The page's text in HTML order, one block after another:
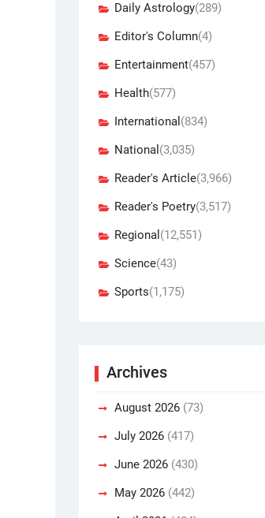
Daily Astrology(289)
Editor's Column(4)
Entertainment(457)
Health(577)
International (834)
National (3,035)
Reader's Article(3,966)
Reader's Poetry(3,517)
Regional (12,551)
Science(43)
Sports(1,175)
Archives
August 2026 (73)
July 2026 (417)
June 2026 (430)
May 2026 (442)